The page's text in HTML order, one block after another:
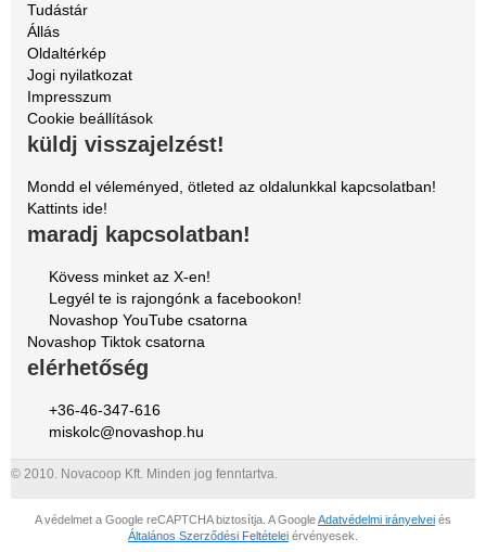
Tudástár
Állás
Oldaltérkép
Jogi nyilatkozat
Impresszum
Cookie beállítások
küldj visszajelzést!
Mondd el véleményed, ötleted az oldalunkkal kapcsolatban!
Kattints ide!
maradj kapcsolatban!
Kövess minket az X-en!
Legyél te is rajongónk a facebookon!
Novashop YouTube csatorna
Novashop Tiktok csatorna
elérhetőség
+36-46-347-616
miskolc@novashop.hu
© 2010. Novacoop Kft. Minden jog fenntartva.
A védelmet a Google reCAPTCHA biztosítja. A GoogleAdatvédelmi irányelvei és
Általános Szerződési Feltételei érvényesek.